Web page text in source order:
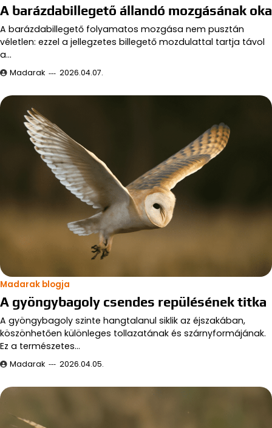
A barázdabillegető állandó mozgásának oka
A barázdabillegető folyamatos mozgása nem pusztán
véletlen: ezzel a jellegzetes billegető mozdulattal tartja távol
a…
Madarak 2026.04.07.
Madarak blogja
A gyöngybagoly csendes repülésének titka
A gyöngybagoly szinte hangtalanul siklik az éjszakában,
köszönhetően különleges tollazatának és szárnyformájának.
Ez a természetes…
Madarak 2026.04.05.